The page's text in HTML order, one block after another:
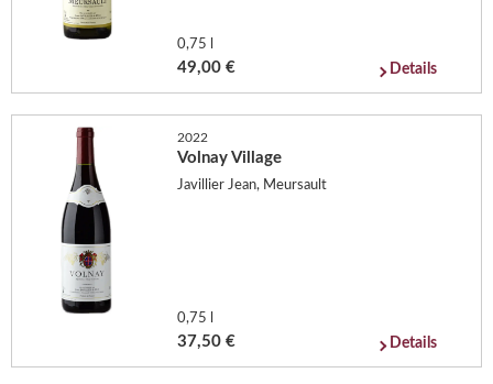
0,75 l
49,00 € Details
2022
Volnay Village
Javillier Jean, Meursault
0,75 l
37,50 € Details